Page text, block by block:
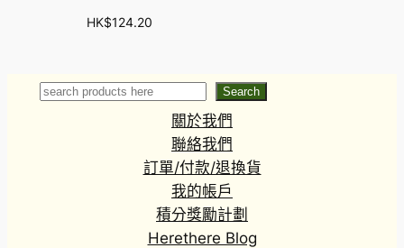
HK$124.20
Search Search
關於我們
聯絡我們
訂單/付款/退換貨
我的帳戶
積分獎勵計劃
Herethere Blog